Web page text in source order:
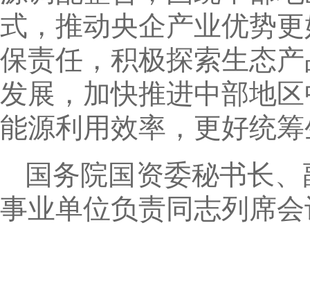
式，推动央企产业优势
保责任，积极探索生态
发展，加快推进中部地
能源利用效率，更好统
国务院国资委秘书长
事业单位负责同志列席